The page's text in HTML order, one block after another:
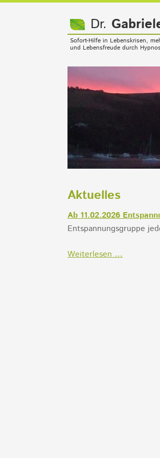
Dr.
Sofort-Hilfe in Lebenskrisen,
und Lebensfreude durch
Aktuelles
Ab 11.02.2026
Entspannungsgruppe
Weiterlesen …